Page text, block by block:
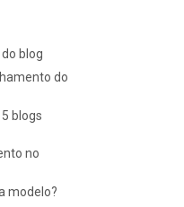
blog
do
blogs
no
modelo?